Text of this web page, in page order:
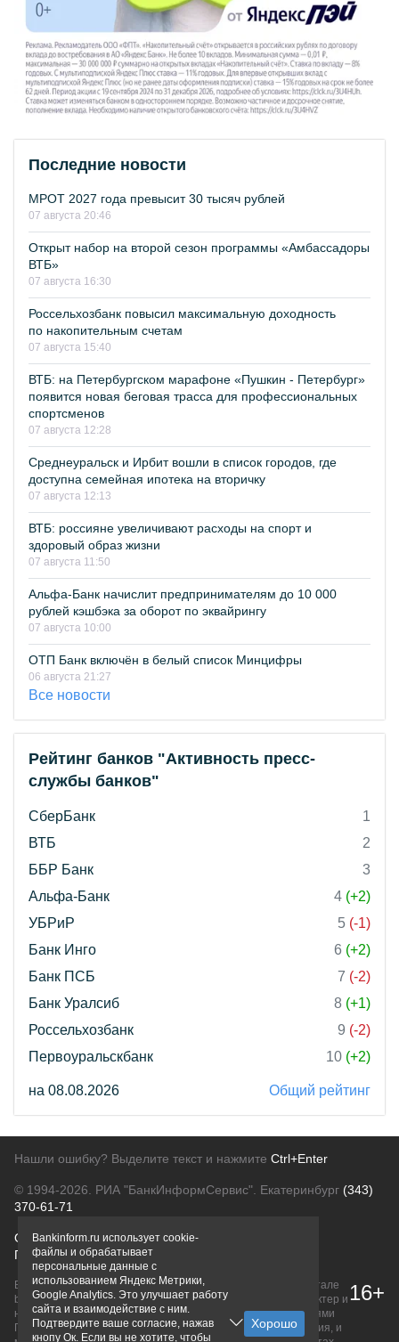
Последние новости
МРОТ 2027 года превысит 30 тысяч рублей
07 августа 20:46
Открыт набор на второй сезон программы «Амбассадоры
ВТБ»
07 августа 16:30
Россельхозбанк повысил максимальную доходность
по накопительным счетам
07 августа 15:40
ВТБ: на Петербургском марафоне «Пушкин - Петербург»
появится новая беговая трасса для профессиональных
спортсменов
07 августа 12:28
Среднеуральск и Ирбит вошли в список городов, где
доступна семейная ипотека на вторичку
07 августа 12:13
ВТБ: россияне увеличивают расходы на спорт и
здоровый образ жизни
07 августа 11:50
Альфа-Банк начислит предпринимателям до 10 000
рублей кэшбэка за оборот по эквайрингу
07 августа 10:00
ОТП Банк включён в белый список Минцифры
06 августа 21:27
Все новости
Рейтинг банков "Активность пресс-
службы банков"
СберБанк
1
ВТБ
2
ББР Банк
3
Альфа-Банк
4 (+2)
УБРиР
5 (-1)
Банк Инго
6 (+2)
Банк ПСБ
7 (-2)
Банк Уралсиб
8 (+1)
Россельхозбанк
9 (-2)
Первоуральскбанк
10 (+2)
на 08.08.2026 Общий рейтинг
Нашли ошибку? Выделите текст и нажмите Ctrl+Enter
© 1994-2026. РИА "БанкИнформСервис". Екатеринбург (343)
370-61-71
О проектеПолитика конфиденциальности
Правовая информацияДля рекламодателей
Вся информация о продуктах банков, размещенная на портале
bankinform.ru, носит исключительно ознакомительный характер и
не является публичной офертой, определяемой положениями
ГК РФ. Информация не содержит точного и полного описания, и
16+
Bankinform.ru использует cookie-
файлы и обрабатывает
персональные данные с
использованием Яндекс Метрики,
Google Analytics. Это улучшает работу
сайта и взаимодействие с ним.
Подтвердите ваше согласие, нажав
кнопу Ок. Если вы не хотите, чтобы